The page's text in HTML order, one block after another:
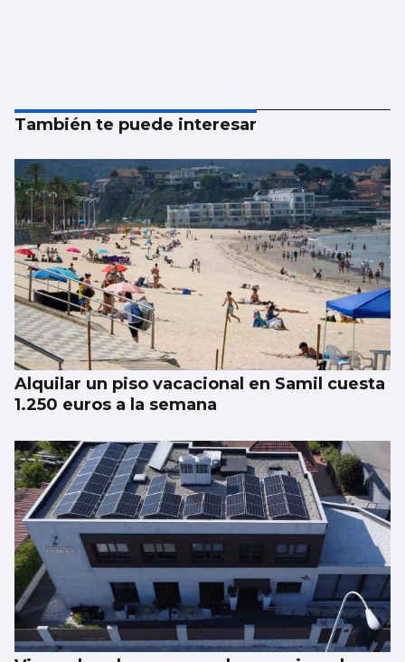
También te puede interesar
Alquilar un piso vacacional en Samil cuesta
1.250 euros a la semana